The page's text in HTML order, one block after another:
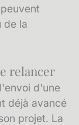
de la
relancer
d'une
déjà avancé
projet. La